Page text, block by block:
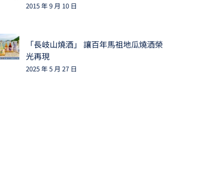
2015 年 9 月 10 日
「長岐山燒酒」 讓百年馬祖地瓜燒酒榮
光再現
2025 年 5 月 27 日